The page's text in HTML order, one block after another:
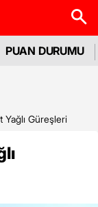
PUAN DURUMU
Yağlı Güreşleri